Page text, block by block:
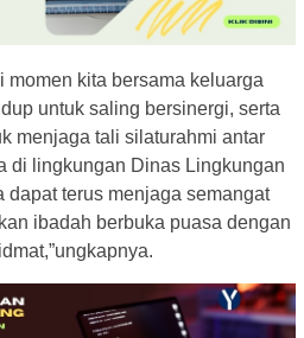
momen kita bersama keluarga
untuk saling bersinergi, serta
menjaga tali silaturahmi antar
di lingkungan Dinas Lingkungan
dapat terus menjaga semangat
ibadah berbuka puasa dengan